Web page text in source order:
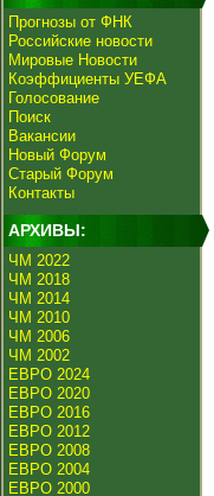
Прогнозы от ФНК
Российские новости
Мировые Новости
Коэффициенты УЕФА
Голосование
Поиск
Вакансии
Новый Форум
Старый Форум
Контакты
АРХИВЫ:
ЧМ 2022
ЧМ 2018
ЧМ 2014
ЧМ 2010
ЧМ 2006
ЧМ 2002
ЕВРО 2024
ЕВРО 2020
ЕВРО 2016
ЕВРО 2012
ЕВРО 2008
ЕВРО 2004
ЕВРО 2000